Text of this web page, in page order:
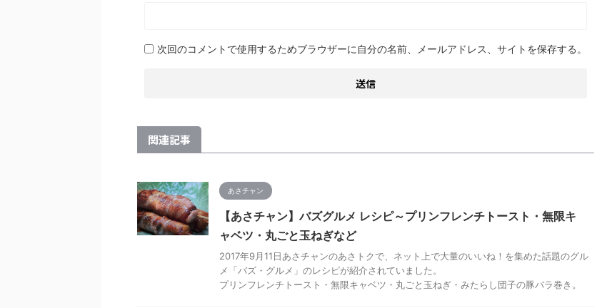
次回のコメントで使用するためブラウザーに自分の名前、メールアドレス、サイトを保存する。
関連記事
あさチャン
【あさチャン】バズグルメ レシピ～プリンフレンチトースト・無限キ
ャベツ・丸ごと玉ねぎなど
2017年9月11日あさチャンのあさトクで、ネット上で大量のいいね！を集めた話題のグル
メ「バズ・グルメ」のレシピが紹介されていました。
プリンフレンチトースト・無限キャベツ・丸ごと玉ねぎ・みたらし団子の豚バラ巻き。